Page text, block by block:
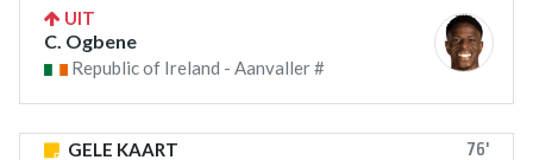
UIT
C. Ogbene
Republic of Ireland - Aanvaller #
GELE KAART 76'